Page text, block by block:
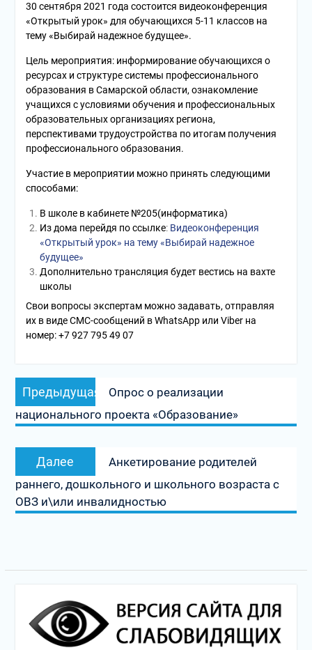
30 сентября 2021 года состоится видеоконференция
«Открытый урок» для обучающихся 5-11 классов на
тему «Выбирай надежное будущее».
Цель мероприятия: информирование обучающихся о
ресурсах и структуре системы профессионального
образования в Самарской области, ознакомление
учащихся с условиями обучения и профессиональных
образовательных организациях региона,
перспективами трудоустройства по итогам получения
профессионального образования.
Участие в мероприятии можно принять следующими
способами:
В школе в кабинете №205(информатика)
Из дома перейдя по ссылке: Видеоконференция
«Открытый урок» на тему «Выбирай надежное
будущее»
Дополнительно трансляция будет вестись на вахте
школы
Свои вопросы экспертам можно задавать, отправляя
их в виде СМС-сообщений в WhatsApp или Viber на
номер: +7 927 795 49 07
Навигация
по
записям
Предыдущая
запись:
Опрос о реализации
национального проекта «Образование»
Далее
запись:
Анкетирование родителей
раннего, дошкольного и школьного возраста с
ОВЗ и\или инвалидностью